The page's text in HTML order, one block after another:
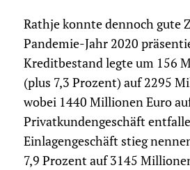
Rathje konnte dennoch gute
Pandemie-Jahr 2020
Kreditbestand legte um 156
(plus 7,3 Prozent) auf 2295
wobei 1440 Millionen Euro
Privatkundengeschäft
Einlagengeschäft stieg
7,9 Prozent auf 3145